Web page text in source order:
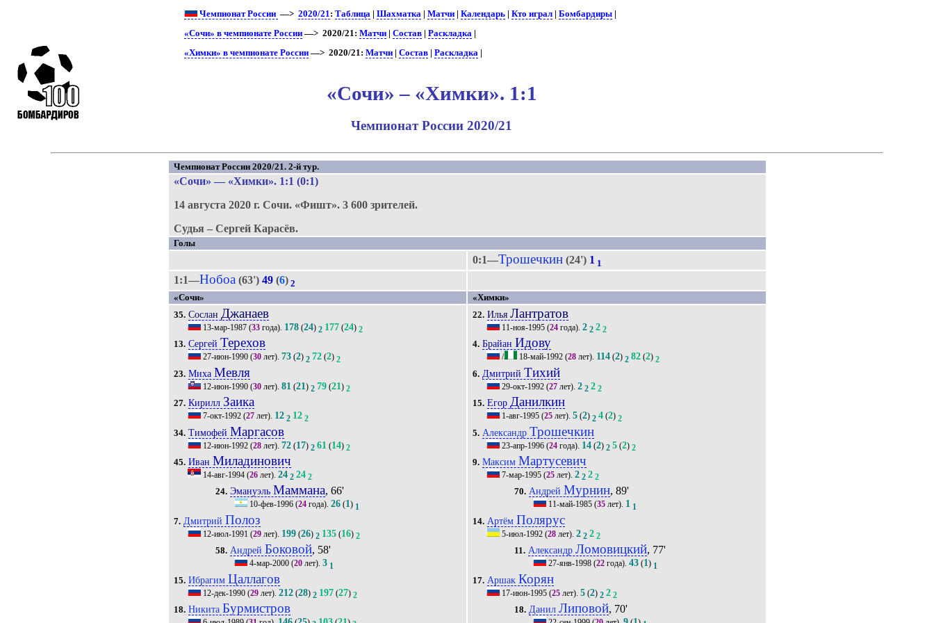
Чемпионат России —>2020/21:Таблица |Шахматка |Матчи |Календарь |Кто играл |Бомбардиры
«Сочи» в чемпионате России —> 2020/21:Матчи |Состав |Раскладка |
«Химки» в чемпионате России —> 2020/21:Матчи |Состав |Раскладка |
«Сочи» – «Химки». 1:1
Чемпионат России 2020/21
Чемпионат России 2020/21. 2-й тур.
«Сочи» — «Химки». 1:1 (0:1)
14 августа 2020 г.Сочи. «Фишт».3 600 зрителей.
Судья – Сергей Карасёв.
Голы
0:1—Трошечкин (24') 1 1
1:1—Нобоа (63')49 (6) 2
«Сочи»
«Химки»
35. Сослан Джанаев
13-мар-1987 (33 года). 178 (24) 2 177 (24) 2
13. СергейТерехов
27-июн-1990 (30 лет).73 (2) 2 72 (2) 2
23. Миха Мевля
12-июн-1990 (30 лет).81 (21) 2 79 (21) 2
27. Кирилл Заика
7-окт-1992 (27 лет). 12 2 12 2
34. Тимофей Маргасов
12-июн-1992 (28 лет).72 (17) 2 61 (14) 2
45. Иван Миладинович
14-авг-1994 (26 лет).24 2 24 2
24. ЭмануэльМаммана, 66'
10-фев-1996(24года). 26(1) 1
7. Дмитрий Полоз
12-июл-1991 (29 лет). 199 (26) 2 135 (16) 2
58. Андрей Боковой, 58'
4-мар-2000(20лет). 3 1
15. Ибрагим Цаллагов
12-дек-1990 (29 лет).212 (28) 2 197 (27) 2
18. Никита Бурмистров
22. ИльяЛантратов
11-ноя-1995 (24 года).2 2 2 2
4. БрайанИдову
/ 18-май-1992 (28 лет). 114 (2) 2 82 (2) 2
6. ДмитрийТихий
29-окт-1992 (27 лет).2 2 2 2
15. Егор Данилкин
1-авг-1995 (25 лет).5 (2) 2 4 (2) 2
5. АлександрТрошечкин
23-апр-1996 (24 года). 14 (2) 2 5 (2) 2
9. Максим Мартусевич
7-мар-1995 (25 лет).2 2 2 2
70. АндрейМурнин, 89'
11-май-1985(35лет). 1 1
14. Артём Полярус
5-июл-1992 (28 лет).2 2 2 2
11. АлександрЛомовицкий, 77'
27-янв-1998(22года). 43(1) 1
17. Аршак Корян
17-июн-1995 (25 лет).5 (2) 2 2 2
18. ДанилЛиповой, 70'